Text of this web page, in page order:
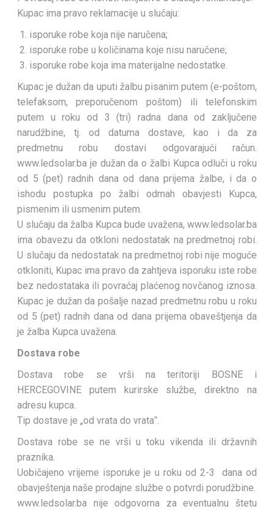
Kupac ima pravo reklamacije u slučaju:
isporuke robe koja nije naručena;
isporuke robe u količinama koje nisu naručene;
isporuke robe koja ima materijalne nedostatke.
Kupac je dužan da uputi žalbu pisanim putem (e-poštom,
telefaksom, preporučenom poštom) ili telefonskim
putem u roku od 3 (tri) radna dana od zaključene
narudžbine, tj. od datuma dostave, kao i da za
predmetnu robu dostavi odgovarajući račun.
www.ledsolar.ba je dužan da o žalbi Kupca odluči u roku
od 5 (pet) radnih dana od dana prijema žalbe, i da o
ishodu postupka po žalbi odmah obavjesti Kupca,
pismenim ili usmenim putem.
U slučaju da žalba Kupca bude uvažena, www.ledsolar.ba
ima obavezu da otkloni nedostatak na predmetnoj robi.
U slučaju da nedostatak na predmetnoj robi nije moguće
otkloniti, Kupac ima pravo da zahtjeva isporuku iste robe
bez nedostataka ili povraćaj plaćenog novčanog iznosa.
Kupac je dužan da pošalje nazad predmetnu robu u roku
od 5 (pet) radnih dana od dana prijema obaveštjenja da
je žalba Kupca uvažena.
Dostava robe
Dostava robe se vrši na teritoriji BOSNE i
HERCEGOVINE putem kurirske službe, direktno na
adresu kupca.
Tip dostave je „od vrata do vrataˮ.
Dostava robe se ne vrši u toku vikenda ili državnih
praznika.
Uobičajeno vrijeme isporuke je u roku od 2-3 dana od
obavještenja naše prodajne službe o potvrdi porudžbine.
www.ledsolar.ba nije odgovorna za eventualnu štetu